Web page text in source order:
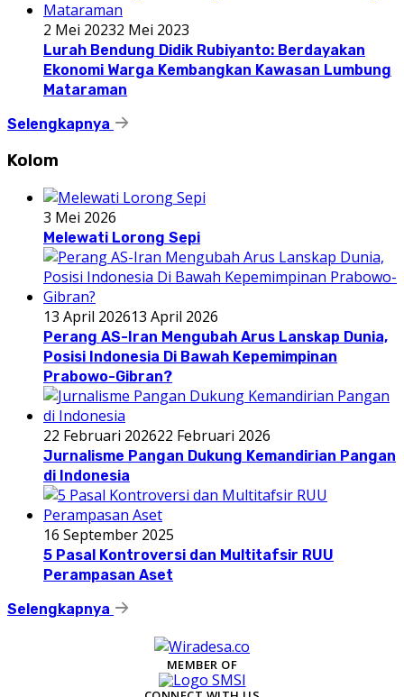
2 Mei 20232 Mei 2023
Lurah Bendung Didik Rubiyanto: Berdayakan
Ekonomi Warga Kembangkan Kawasan Lumbung
Mataraman
Selengkapnya
Kolom
3 Mei 2026
Melewati Lorong Sepi
13 April 202613 April 2026
Perang AS-Iran Mengubah Arus Lanskap Dunia,
Posisi Indonesia Di Bawah Kepemimpinan
Prabowo-Gibran?
22 Februari 202622 Februari 2026
Jurnalisme Pangan Dukung Kemandirian Pangan
di Indonesia
16 September 2025
5 Pasal Kontroversi dan Multitafsir RUU
Perampasan Aset
Selengkapnya
MEMBER OF